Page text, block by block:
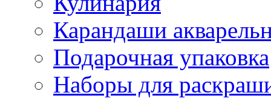
Карандаши
Подарочная упаковка
Наборы для